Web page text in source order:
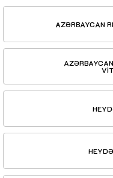
AZƏRBAYCAN